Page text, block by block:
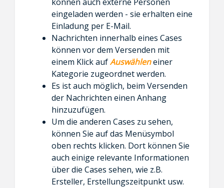
eingeladen werden - sie erhalten eine
Einladung per E-Mail.
Nachrichten innerhalb eines Cases
können vor dem Versenden mit
einem Klick aufAuswähleneiner
Kategorie zugeordnet werden.
Es ist auch möglich, beim Versenden
der Nachrichten einen Anhang
hinzuzufügen.
Um die anderen Cases zu sehen,
können Sie auf das Menüsymbol
oben rechts klicken. Dort können Sie
auch einige relevante Informationen
über die Cases sehen, wie z.B.
Ersteller, Erstellungszeitpunkt usw.